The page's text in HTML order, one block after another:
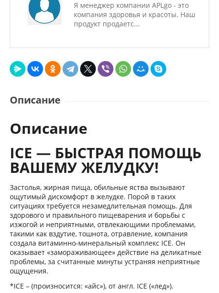
Я менеджер компании APLgo - это
компания здоровья и красоты. Наш
продукт продаетс...
Описание
Описание
ICE — БЫСТРАЯ ПОМОЩЬ
ВАШЕМУ ЖЕЛУДКУ!
Застолья, жирная пища, обильные яства вызывают
ощутимый дискомфорт в желудке. Порой в таких
ситуациях требуется незамедлительная помощь. Для
здорового и правильного пищеварения и борьбы с
изжогой и неприятными, отвлекающими проблемами,
такими как вздутие, тошнота, отравление, компания
создала витаминно-минеральный комплекс ICE. Он
оказывает «замораживающее» действие на деликатные
проблемы, за считанные минуты устраняя неприятные
ощущения.
*ICE – (произносится: «айс»), от англ. ICE («лед»).